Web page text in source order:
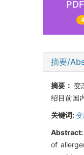
摘要/
摘要：变
绍目前国
关键词:
Abstract:
of